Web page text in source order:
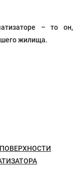
– то он,
жилища.